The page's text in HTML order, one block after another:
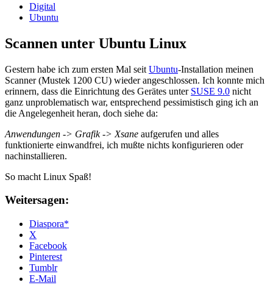
Digital
Ubuntu
Scannen unter Ubuntu Linux
Gestern habe ich zum ersten Mal seit Ubuntu-Installation meinen
Scanner (Mustek 1200 CU) wieder angeschlossen. Ich konnte mich
erinnern, dass die Einrichtung des Gerätes unter SUSE 9.0 nicht
ganz unproblematisch war, entsprechend pessimistisch ging ich an
die Angelegenheit heran, doch siehe da:
Anwendungen -> Grafik -> Xsane aufgerufen und alles
funktionierte einwandfrei, ich mußte nichts konfigurieren oder
nachinstallieren.
So macht Linux Spaß!
Weitersagen:
Diaspora*
X
Facebook
Pinterest
Tumblr
E-Mail